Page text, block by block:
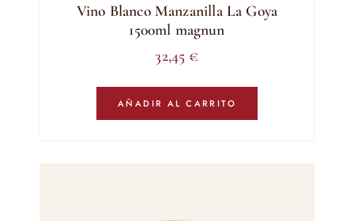
Vino Blanco Manzanilla La Goya
1500ml magnun
32,45 €
AÑADIR AL CARRITO